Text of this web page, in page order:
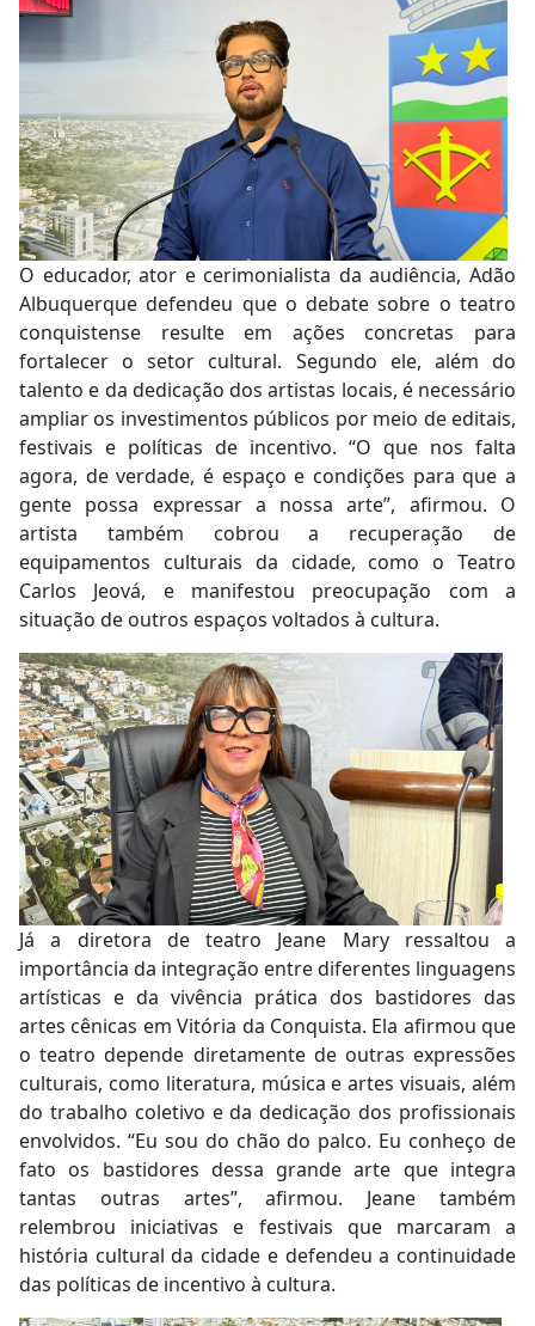
O educador, ator e cerimonialista da audiência, Adão
Albuquerque defendeu que o debate sobre o teatro
conquistense resulte em ações concretas para
fortalecer o setor cultural. Segundo ele, além do
talento e da dedicação dos artistas locais, é necessário
ampliar os investimentos públicos por meio de editais,
festivais e políticas de incentivo. “O que nos falta
agora, de verdade, é espaço e condições para que a
gente possa expressar a nossa arte”, afirmou. O
artista também cobrou a recuperação de
equipamentos culturais da cidade, como o Teatro
Carlos Jeová, e manifestou preocupação com a
situação de outros espaços voltados à cultura.
Já a diretora de teatro Jeane Mary ressaltou a
importância da integração entre diferentes linguagens
artísticas e da vivência prática dos bastidores das
artes cênicas em Vitória da Conquista. Ela afirmou que
o teatro depende diretamente de outras expressões
culturais, como literatura, música e artes visuais, além
do trabalho coletivo e da dedicação dos profissionais
envolvidos. “Eu sou do chão do palco. Eu conheço de
fato os bastidores dessa grande arte que integra
tantas outras artes”, afirmou. Jeane também
relembrou iniciativas e festivais que marcaram a
história cultural da cidade e defendeu a continuidade
das políticas de incentivo à cultura.